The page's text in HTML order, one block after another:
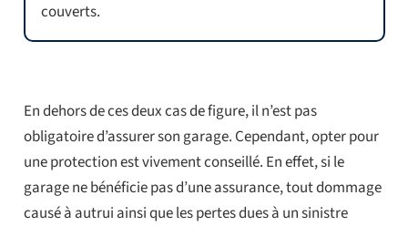
couverts.
En dehors de ces deux cas de figure, il n’est pas
obligatoire d’assurer son garage. Cependant, opter pour
une protection est vivement conseillé. En effet, si le
garage ne bénéficie pas d’une assurance, tout dommage
causé à autrui ainsi que les pertes dues à un sinistre